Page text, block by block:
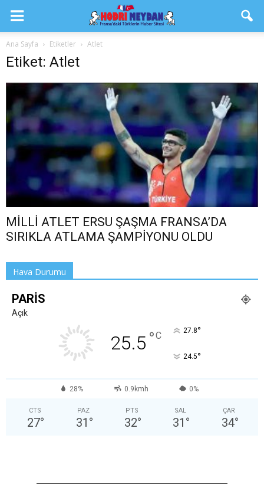
Ana Sayfa Etiketler Atlet
Etiket: Atlet
MİLLİ ATLET ERSU ŞAŞMA FRANSA’DA
SIRIKLA ATLAMA ŞAMPİYONU OLDU
Hava Durumu
PARIS
Açık
25.5 °C 27.8°
24.5°
28% 0.9kmh 0%
CTS
27°
PAZ
31 °
PTS
32°
SAL
31 °
ÇAR
34°